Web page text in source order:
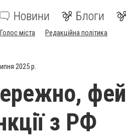
Новини Блоги
Голос міста Редакційна політика
2025 р.
з РФ